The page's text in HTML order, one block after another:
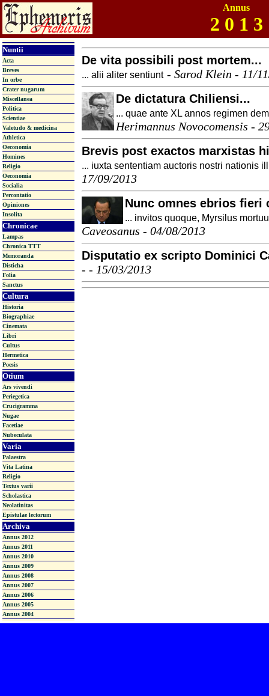
Annus
2 0 1 3
Nuntii
Acta
Breves
In orbe
Crater nugarum
Miscellanea
Politica
Scientiae
Valetudo & medicina
Athletica
Oeconomia
Homines
Religio
Oeconomia
Socialia
Percontatio
Opiniones
Insolita
Chronicae
Lampas
Chronica TTT
Memoranda
Disticha
Folia
Sanctus
Cultura
Historia
Biographiae
Cinemata
Libri
Cultus
Hermetica
Poesis
Otium
Ars vivendi
Periegetica
Crucigramma
Nugae
Facetiae
Nubeculata
Varia
Palaestra
Vita Latina
Religio
Textus varii
Scholastica
Neolatinitas
Epistulae lectorum
Archiva
Annus 2012
Annus 2011
Annus 2010
Annus 2009
Annus 2008
Annus 2007
Annus 2006
Annus 2005
Annus 2004
De vita possibili post mortem...
... alii aliter sentiunt - Sarod Klein - 11/
De dictatura Chiliensi...
... quae ante XL annos regimen
Herimannus Novocomensis -
Brevis post exactos marxistas
... iuxta sententiam auctoris nostri nationis
17/09/2013
Nunc omnes ebrios fieri
... invitos quoque, Myrsilus
Caveosanus - 04/08/2013
Disputatio ex scripto Dominici
- - 15/03/2013